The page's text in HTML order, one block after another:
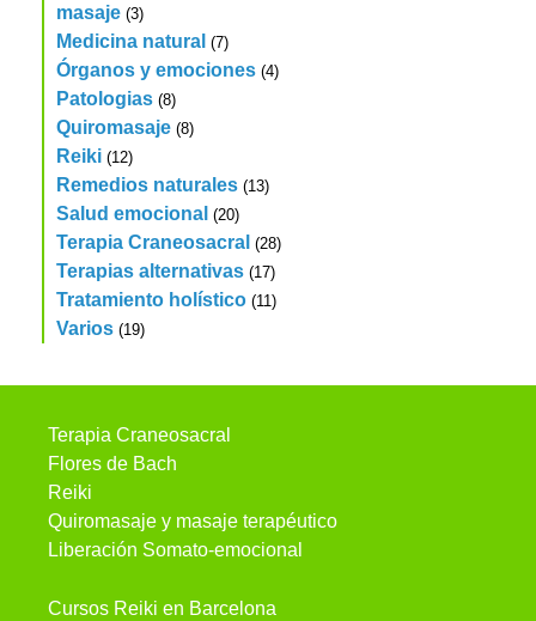
masaje (3)
Medicina natural (7)
Órganos y emociones (4)
Patologias (8)
Quiromasaje (8)
Reiki (12)
Remedios naturales (13)
Salud emocional (20)
Terapia Craneosacral (28)
Terapias alternativas (17)
Tratamiento holístico (11)
Varios (19)
Terapia Craneosacral
Flores de Bach
Reiki
Quiromasaje y masaje terapéutico
Liberación Somato-emocional
Cursos Reiki en Barcelona